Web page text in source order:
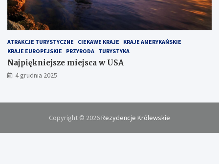
ATRAKCJE TURYSTYCZNE CIEKAWE KRAJE
KRAJE AMERYKAŃSKIE
KRAJE EUROPEJSKIE
PRZYRODA TURYSTYKA
Najpiękniejsze miejsca w USA
4 grudnia 2025
Copyright © 2026Rezydencje Królewskie